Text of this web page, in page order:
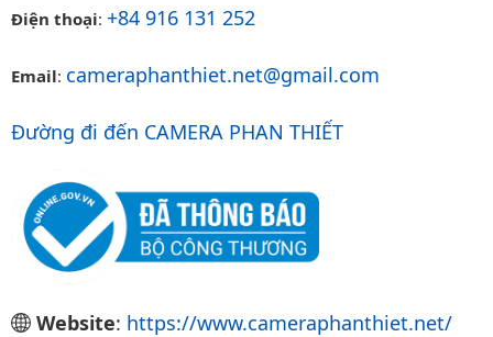
Điện thoại: +84 916 131 252
Email: cameraphanthiet.net@gmail.com
Đường đi đến CAMERA PHAN THIẾT
Website: https://www.cameraphanthiet.net/